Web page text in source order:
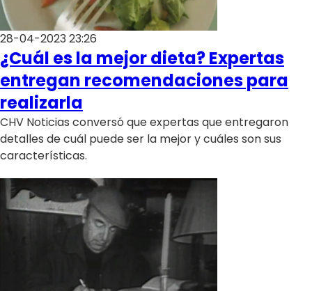
28-04-2023 23:26
¿Cuál es la mejor dieta? Expertas
entregan recomendaciones para
realizarla
CHV Noticias conversó que expertas que entregaron
detalles de cuál puede ser la mejor y cuáles son sus
características.